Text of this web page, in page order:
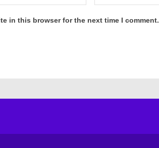
in this browser for the next time I comment.